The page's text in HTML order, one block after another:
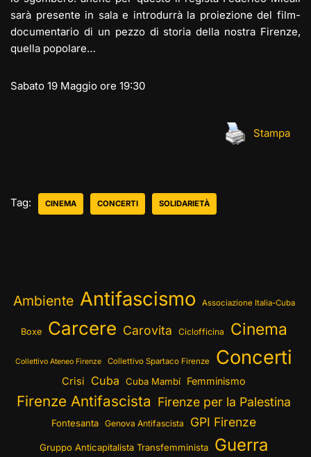
sarà presente in sala e introdurrà la proiezione del film-
documentario di un pezzo di storia della nostra Firenze,
quella popolare…
Sabato 19 Maggio ore 19:30
Stampa
Tag: CINEMA CONCERTI SOLIDARIETÀ
Ambiente Antifascismo Associazione Italia-Cuba
Boxe Carcere Carovita Ciclofficina Cinema
Collettivo Ateneo Firenze Collettivo Spartaco Firenze Concerti
Crisi Cuba Cuba Mambí Femminismo
Firenze Antifascista Firenze per la Palestina
Fontesanta Genova Antifascista GPI Firenze
Gruppo Anticapitalista Transfemminista Guerra